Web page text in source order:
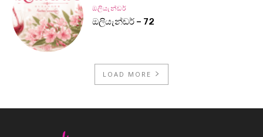
ඔලියැන්ඩර්
ඔලියැන්ඩර් – 72
LOAD MORE